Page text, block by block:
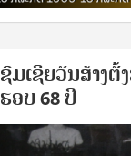
ຊົ​ມ​ເຊີຍ​ວັນ​ສ້າງ​
ຮອບ 68 ປິ